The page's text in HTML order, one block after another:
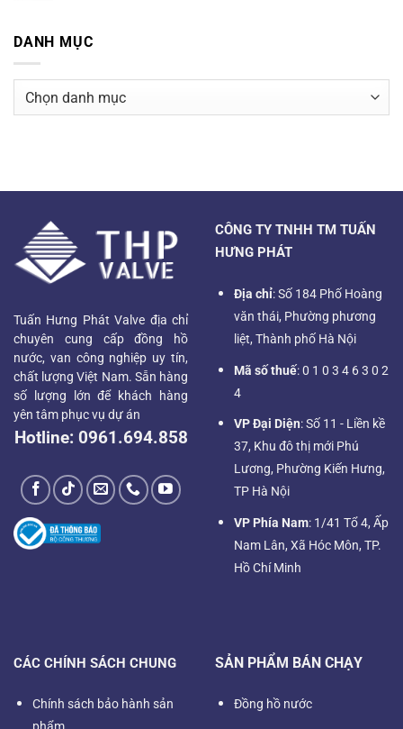
DANH MỤC
Danh
Tuấn Hưng Phát Valve địa chỉ
chuyên cung cấp đồng hồ
nước, van công nghiệp uy tín,
chất lượng Việt Nam. Sẵn hàng
số lượng lớn để khách hàng
yên tâm phục vụ dự án
Hotline: 0961.694.858
CÔNG TY TNHH TM TUẤN
HƯNG PHÁT
Địa chỉ: Số 184 Phố Hoàng
văn thái, Phường phương
liệt, Thành phố Hà Nội
Mã số thuế: 0 1 0 3 4 6 3 0 2
4
VP Đại Diện: Số 11 - Liền kề
37, Khu đô thị mới Phú
Lương, Phường Kiến Hưng,
TP Hà Nội
VP Phía Nam: 1/41 Tổ 4, Ấp
Nam Lân, Xã Hóc Môn, TP.
Hồ Chí Minh
CÁC CHÍNH SÁCH CHUNG
Chính sách bảo hành sản
SẢN PHẨM BÁN CHẠY
Đồng hồ nước